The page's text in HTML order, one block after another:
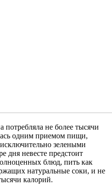
не более тысячи
одним приемом пищи,
зелеными
дня невесте предстоит
блюд, пить как
натуральные соки, и не
калорий.